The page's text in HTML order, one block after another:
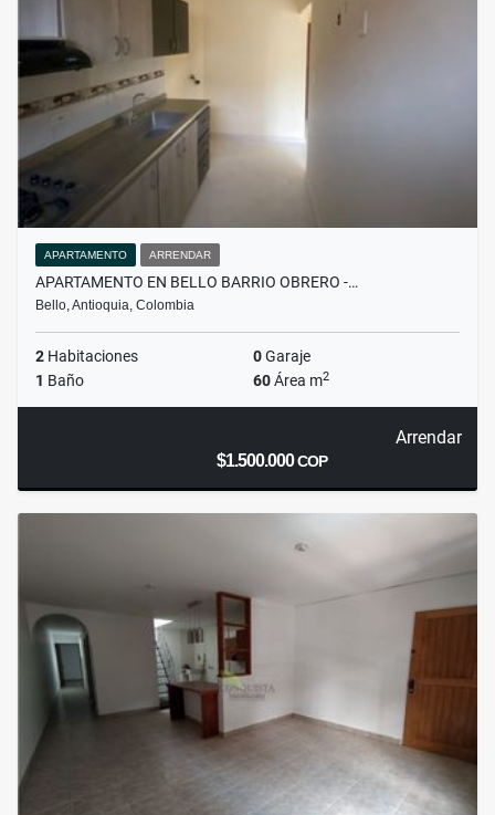
APARTAMENTO ARRENDAR
APARTAMENTO EN BELLO BARRIO OBRERO -…
Bello, Antioquia, Colombia
2 Habitaciones 0Garaje
1 Baño 60Área m2
Arrendar
$1.500.000COP